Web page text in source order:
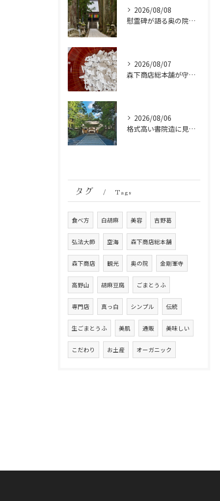
2026/08/08
慰霊碑が語る奥の院の過去：祈りと歴史の中間地点
2026/08/07
森下商店総本舗が守り続ける伝統の胡麻豆腐に使う吉野葛の純度と効能
2026/08/06
格式高い書院造に見る金剛峯寺の中世から近世への変遷
タグ Tags
食べ方 白胡麻 美容 吉野葛
弘法大師 空海 森下商店総本舗
森下商店 観光 奥の院 金剛峯寺
高野山 胡麻豆腐 ごまとうふ
専門店 真っ白 シンプル 伝統
生ごまとうふ 美肌 通販 美味しい
こだわり お土産 オーガニック